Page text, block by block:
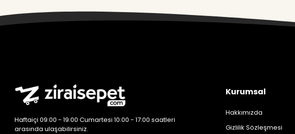
Haftaiçi 09:00 - 19:00 Cumartesi 10:00 - 17:00 saatleri
arasında ulaşabilirsiniz.
Kurumsal
Hakkımızda
Gizlilik Sözleşmesi